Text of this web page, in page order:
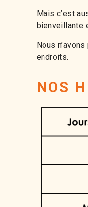
Mais c’est
bienveillante
Nous
endroits.
NOS